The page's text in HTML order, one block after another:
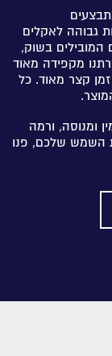
גבוהה לאקלים
המובילים בשוק,
מקפידה מאוד
קצר מאוד. כל
ומנוסה, ורמה
השמש שלכם, פנו